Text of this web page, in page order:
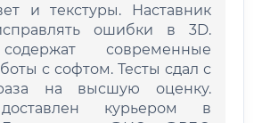
и текстуры. Наставник
ошибки в 3D.
современные
с софтом. Тесты сдал с
на высшую оценку.
курьером в